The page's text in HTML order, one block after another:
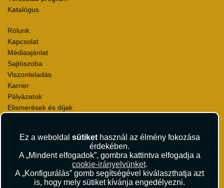
Ez a weboldal sütikethasznál az élmény fokozása
érdekében.
A „Mindent elfogadok”, gombra kattintva elfogadja a
cookie-irányelvünket.
A „Konfigurálás” gomb segítségével kiválaszthatja azt
is, hogy mely sütiket kívánja engedélyezni.
Katalógus
Rólunk
Kapcsolat
Médiaajánlat
Sajtószoba
Viszonteladás
Karrier
Pályázatok
Elismerések és díjak
Utazási Csomag Szerződési Feltételek
Útlemondás-biztosítás Szerződési Feltételek
Utasbiztosítás Szerződési Feltételek
Repülőjegy Szerződési Feltételek
Adatvédelem